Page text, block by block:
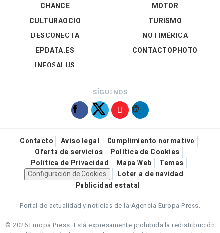
CHANCE
CULTURAOCIO
DESCONECTA
EPDATA.ES
INFOSALUS
MOTOR
TURISMO
NOTIMÉRICA
CONTACTOPHOTO
SÍGUENOS
Contacto Aviso legal
Cumplimiento normativo
Oferta de servicios
Política de Cookies
Política de Privacidad
Mapa Web
Temas
Configuración de Cookies
Loteria de navidad
Publicidad estatal
Portal de actualidad y noticias de la Agencia Europa Press.
© 2026 Europa Press. Está expresamente prohibida la redistribución